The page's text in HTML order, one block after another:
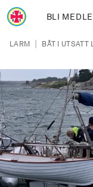
Hoppa till
BLI
Länkstig
LARM | BÅT I UTSATT